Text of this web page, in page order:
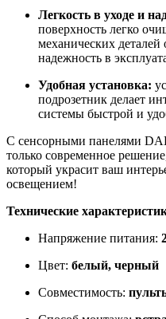
Легкость в уходе и
поверхность легко
механических деталей
надежность в
Удобная установка:
подрозетник делает
системы быстрой и
С сенсорными панелями
только современное
который украсит ваш
освещением!
Технические
Напряжение питания:
Цвет: белый, черный
Совместимость: